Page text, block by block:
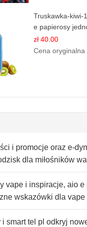
Truskawka-kiwi-
e papierosy
zł 40.00
Cena oryginalna
i promocje oraz e-
dla miłośników
vape i inspiracje, aio e
wskazówki dla
i smart tel pl odkryj